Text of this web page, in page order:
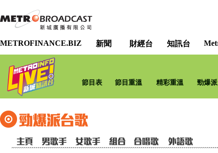
METROFINANCE.BIZ 新聞 財經台 知訊台
節目表 節目重溫 精彩重溫 勁爆